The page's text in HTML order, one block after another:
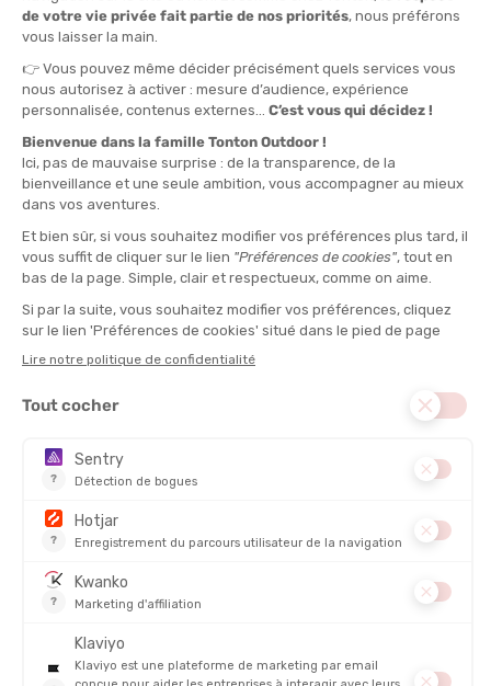
» À ASSOCIER AVEC
COMPRESSPORT
BANDEAU FIN ON/OFF
15,00 €
VOIR LE PRODUIT
L'AVIS DE TATA MATHILDE
“Vous enchaînez natation, vélo et course plusieurs fois
par semaine avec un bon niveau. Ce produit vous suit
parfaitement sur les distances olympique et half grâce à
sa fluidité dans les transitions et son maintien efficace. À
éviter pour un Ironman complet si vous avez besoin d’un
MANCHES :Manches courtes
TYPE :Trifonction
POIDS :169 g
DISTANCE :Longues distances
PEAU DE CHAMOIS :
PROTECTION UV :Oui
CONFORT